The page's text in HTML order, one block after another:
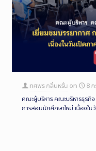
ทศพร กลิ่นหรั่น on
8
คณะผู้บริหาร คณะบริหารธุรกิ
การสอนนักศึกษาใหม่ เนื่องใ